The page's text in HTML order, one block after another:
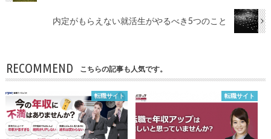
内定がもらえない就活生がやるべき5つのこと
RECOMMEND こちらの記事も人気です。
転職サイト 転職サイト